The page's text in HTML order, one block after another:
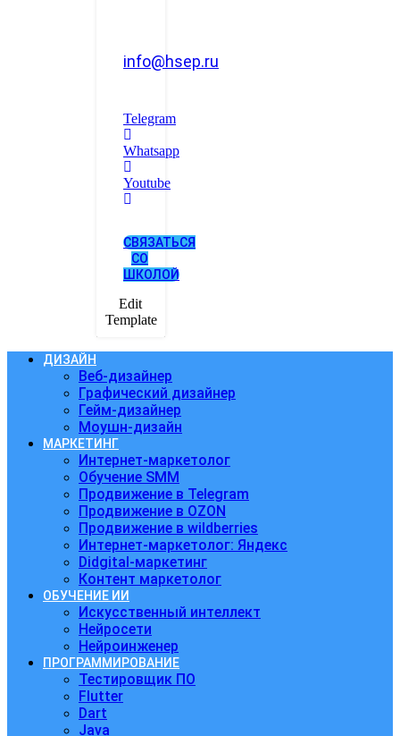
info@hsep.ru
Telegram
Whatsapp
Youtube
СВЯЗАТЬСЯ
СО
ШКОЛОЙ
Edit
Template
ДИЗАЙН
Веб-дизайнер
Графический дизайнер
Гейм-дизайнер
Моушн-дизайн
МАРКЕТИНГ
Интернет-маркетолог
Обучение SMM
Продвижение в Telegram
Продвижение в OZON
Продвижение в wildberries
Интернет-маркетолог: Яндекс
Didgital-маркетинг
Контент маркетолог
ОБУЧЕНИЕ ИИ
Искусственный интеллект
Нейросети
Нейроинженер
ПРОГРАММИРОВАНИЕ
Тестировщик ПО
Flutter
Dart
Java